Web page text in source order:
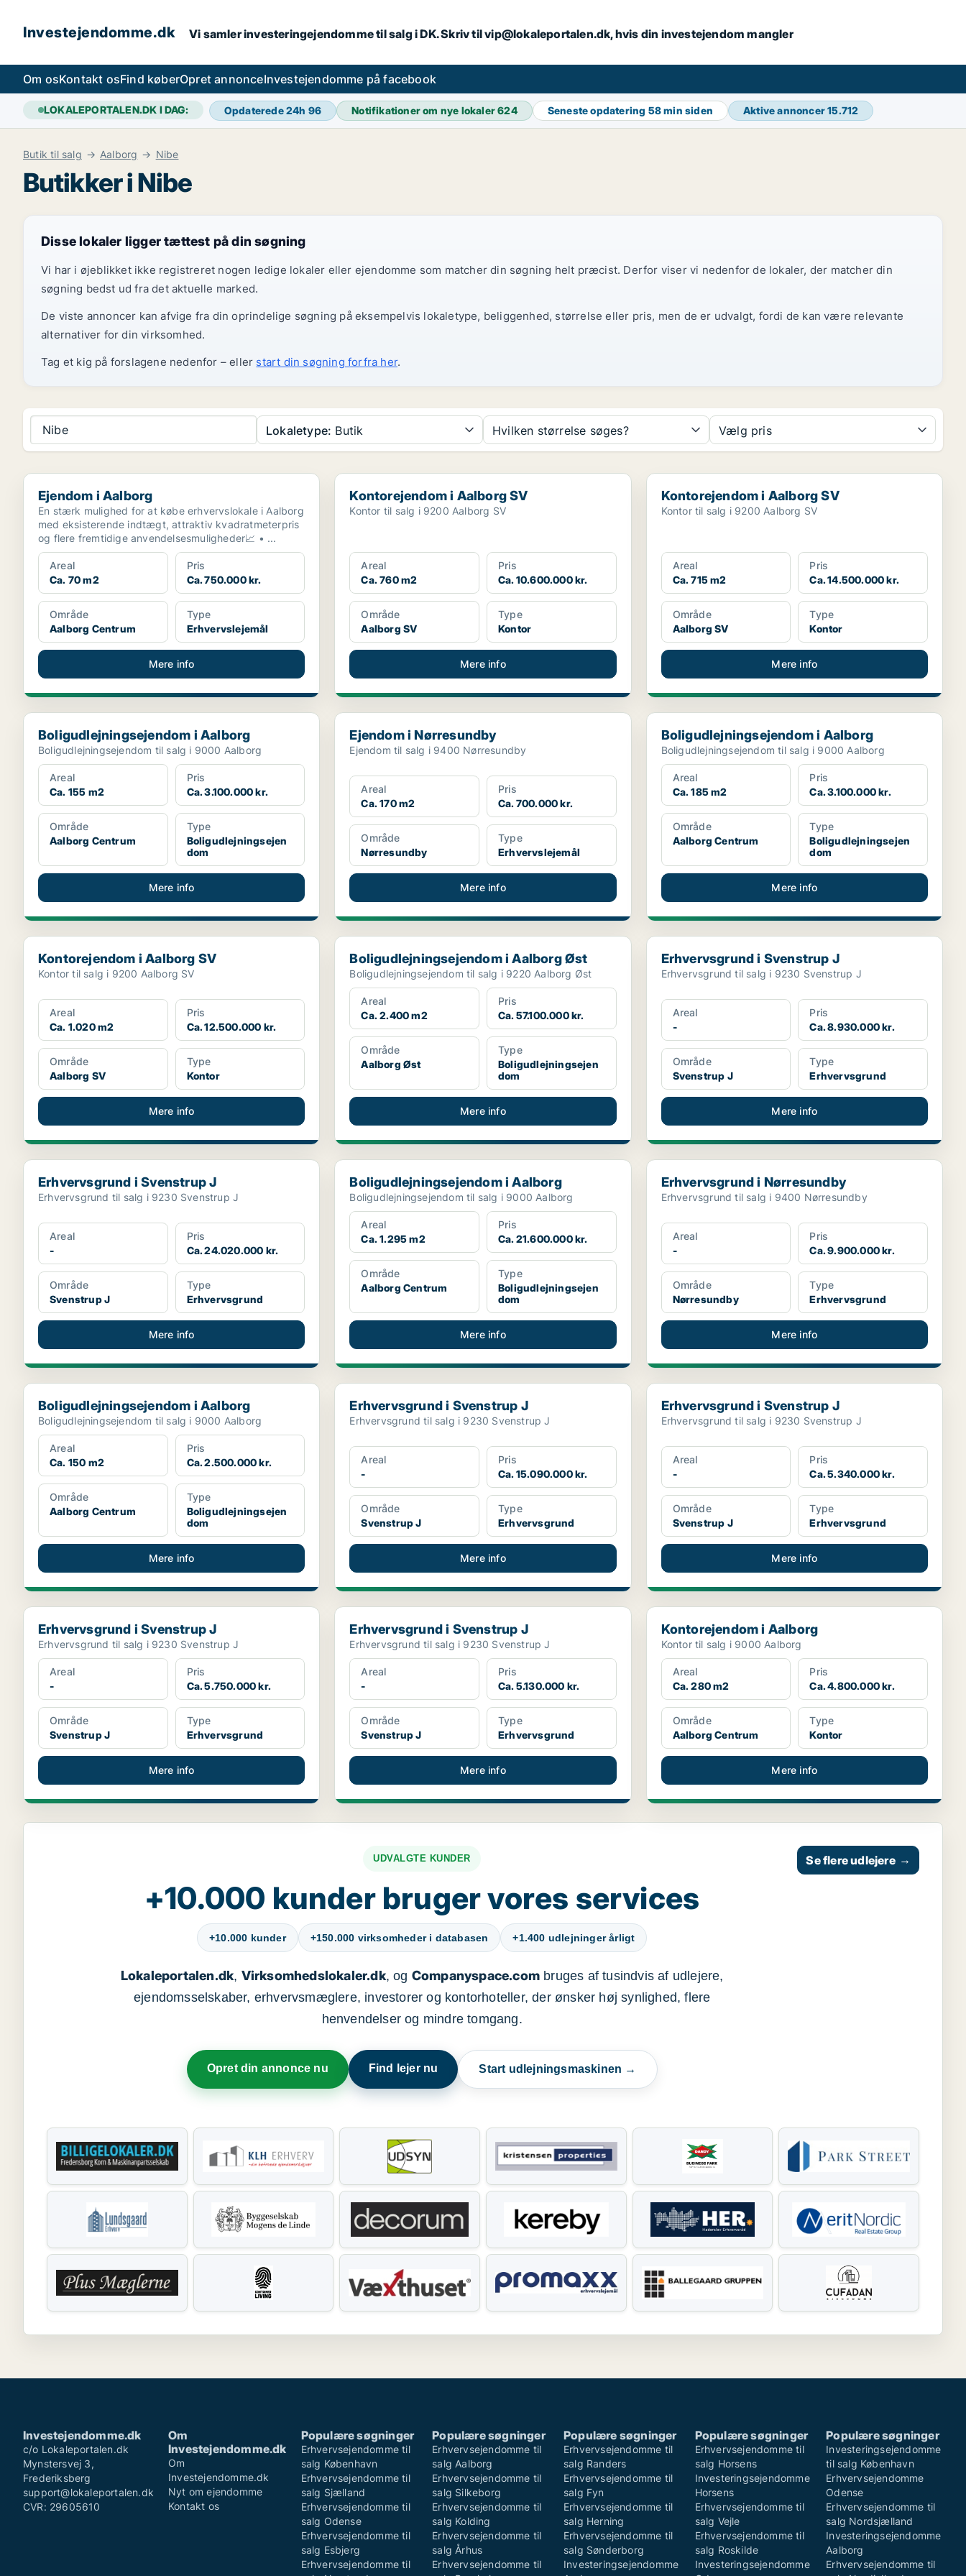
Investejendomme.dk Vi samler investeringejendomme til salg i DK. Skriv til vip@lokaleportalen.dk, hvis din investejendom mangler
Om osKontakt osFind køberOpret annonceInvestejendomme på facebook
LOKALEPORTALEN.DK I DAG: Opdaterede 24h 96 Notifikationer om nye lokaler624 Seneste opdatering 58 min siden Aktive annoncer15.712
Butik til salg Aalborg Nibe
Butikker i Nibe
Disse lokaler ligger tættest på din søgning
Vi har i øjeblikket ikke registreret nogen ledige lokaler eller ejendomme som matcher din søgning helt præcist. Derfor viser vi nedenfor de lokaler, der matcher din
søgning bedst ud fra det aktuelle marked.
De viste annoncer kan afvige fra din oprindelige søgning på eksempelvis lokaletype, beliggenhed, størrelse eller pris, men de er udvalgt, fordi de kan være relevante
alternativer for din virksomhed.
Tag et kig på forslagene nedenfor – eller start din søgning forfra her.
Nibe Lokaletype: Butik Hvilken størrelse søges? Vælg pris
Ejendom i Aalborg
Ejendom i Aalborg
En stærk mulighed for at købe erhvervslokale i Aalborg
med eksisterende indtægt, attraktiv kvadratmeterpris
og flere fremtidige anvendelsesmuligheder📈 • ...
Areal
Ca. 70 m2
Pris
Ca. 750.000 kr.
Område
Aalborg Centrum
Type
Erhvervslejemål
Mere info
Kontorejendom i Aalborg SV
Kontorejendom i Aalborg SV
Kontor til salg i 9200 Aalborg SV
Areal
Ca. 760 m2
Pris
Ca. 10.600.000 kr.
Område
Aalborg SV
Type
Kontor
Mere info
Kontorejendom i Aalborg SV
Kontorejendom i Aalborg SV
Kontor til salg i 9200 Aalborg SV
Areal
Ca. 715 m2
Pris
Ca. 14.500.000 kr.
Område
Aalborg SV
Type
Kontor
Mere info
Boligudlejningsejendom i Aalborg
Boligudlejningsejendom i Aalborg
Boligudlejningsejendom til salg i 9000 Aalborg
Areal
Ca. 155 m2
Pris
Ca. 3.100.000 kr.
Område
Aalborg Centrum
Type
Boligudlejningsejen
dom
Mere info
Ejendom i Nørresundby
Ejendom i Nørresundby
Ejendom til salg i 9400 Nørresundby
Areal
Ca. 170 m2
Pris
Ca. 700.000 kr.
Område
Nørresundby
Type
Erhvervslejemål
Mere info
Boligudlejningsejendom i Aalborg
Boligudlejningsejendom i Aalborg
Boligudlejningsejendom til salg i 9000 Aalborg
Areal
Ca. 185 m2
Pris
Ca. 3.100.000 kr.
Område
Aalborg Centrum
Type
Boligudlejningsejen
dom
Mere info
Kontorejendom i Aalborg SV
Kontorejendom i Aalborg SV
Kontor til salg i 9200 Aalborg SV
Areal
Ca. 1.020 m2
Pris
Ca. 12.500.000 kr.
Område
Aalborg SV
Type
Kontor
Mere info
Boligudlejningsejendom i Aalborg Øst
Boligudlejningsejendom i Aalborg Øst
Boligudlejningsejendom til salg i 9220 Aalborg Øst
Areal
Ca. 2.400 m2
Pris
Ca. 57.100.000 kr.
Område
Aalborg Øst
Type
Boligudlejningsejen
dom
Mere info
Erhvervsgrund i Svenstrup J
Erhvervsgrund i Svenstrup J
Erhvervsgrund til salg i 9230 Svenstrup J
Areal
-
Pris
Ca. 8.930.000 kr.
Område
Svenstrup J
Type
Erhvervsgrund
Mere info
Erhvervsgrund i Svenstrup J
Erhvervsgrund i Svenstrup J
Erhvervsgrund til salg i 9230 Svenstrup J
Areal
-
Pris
Ca. 24.020.000 kr.
Område
Svenstrup J
Type
Erhvervsgrund
Mere info
Boligudlejningsejendom i Aalborg
Boligudlejningsejendom i Aalborg
Boligudlejningsejendom til salg i 9000 Aalborg
Areal
Ca. 1.295 m2
Pris
Ca. 21.600.000 kr.
Område
Aalborg Centrum
Type
Boligudlejningsejen
dom
Mere info
Erhvervsgrund i Nørresundby
Erhvervsgrund i Nørresundby
Erhvervsgrund til salg i 9400 Nørresundby
Areal
-
Pris
Ca. 9.900.000 kr.
Område
Nørresundby
Type
Erhvervsgrund
Mere info
Boligudlejningsejendom i Aalborg
Boligudlejningsejendom i Aalborg
Boligudlejningsejendom til salg i 9000 Aalborg
Areal
Ca. 150 m2
Pris
Ca. 2.500.000 kr.
Område
Aalborg Centrum
Type
Boligudlejningsejen
dom
Mere info
Erhvervsgrund i Svenstrup J
Erhvervsgrund i Svenstrup J
Erhvervsgrund til salg i 9230 Svenstrup J
Areal
-
Pris
Ca. 15.090.000 kr.
Område
Svenstrup J
Type
Erhvervsgrund
Mere info
Erhvervsgrund i Svenstrup J
Erhvervsgrund i Svenstrup J
Erhvervsgrund til salg i 9230 Svenstrup J
Areal
-
Pris
Ca. 5.340.000 kr.
Område
Svenstrup J
Type
Erhvervsgrund
Mere info
Erhvervsgrund i Svenstrup J
Erhvervsgrund i Svenstrup J
Erhvervsgrund til salg i 9230 Svenstrup J
Areal
-
Pris
Ca. 5.750.000 kr.
Område
Svenstrup J
Type
Erhvervsgrund
Mere info
Erhvervsgrund i Svenstrup J
Erhvervsgrund i Svenstrup J
Erhvervsgrund til salg i 9230 Svenstrup J
Areal
-
Pris
Ca. 5.130.000 kr.
Område
Svenstrup J
Type
Erhvervsgrund
Mere info
Kontorejendom i Aalborg
Kontorejendom i Aalborg
Kontor til salg i 9000 Aalborg
Areal
Ca. 280 m2
Pris
Ca. 4.800.000 kr.
Område
Aalborg Centrum
Type
Kontor
Mere info
UDVALGTE KUNDER
+10.000 kunder bruger vores services
+10.000 kunder +150.000 virksomheder i databasen +1.400 udlejninger årligt
Lokaleportalen.dk, Virksomhedslokaler.dk, og Companyspace.combruges af tusindvis af udlejere,
ejendomsselskaber, erhvervsmæglere, investorer og kontorhoteller, der ønsker høj synlighed, flere
henvendelser og mindre tomgang.
Opret din annonce nu Find lejer nu Start udlejningsmaskinen →
Se flere udlejere →
Investejendomme.dk
c/o Lokaleportalen.dk
Mynstersvej 3,
Frederiksberg
support@lokaleportalen.dk
CVR: 29605610
Om
Investejendomme.dk
Om
Investejendomme.dk
Nyt om ejendomme
Kontakt os
Populære søgninger
Erhvervsejendomme til
salg København
Erhvervsejendomme til
salg Sjælland
Erhvervsejendomme til
salg Odense
Erhvervsejendomme til
salg Esbjerg
Erhvervsejendomme til
Populære søgninger
Erhvervsejendomme til
salg Aalborg
Erhvervsejendomme til
salg Silkeborg
Erhvervsejendomme til
salg Kolding
Erhvervsejendomme til
salg Århus
Erhvervsejendomme til
Populære søgninger
Erhvervsejendomme til
salg Randers
Erhvervsejendomme til
salg Fyn
Erhvervsejendomme til
salg Herning
Erhvervsejendomme til
salg Sønderborg
Investeringsejendomme
Populære søgninger
Erhvervsejendomme til
salg Horsens
Investeringsejendomme
Horsens
Erhvervsejendomme til
salg Vejle
Erhvervsejendomme til
salg Roskilde
Investeringsejendomme
Populære søgninger
Investeringsejendomme
til salg København
Erhvervsejendomme
Odense
Erhvervsejendomme til
salg Nordsjælland
Investeringsejendomme
Aalborg
Erhvervsejendomme til